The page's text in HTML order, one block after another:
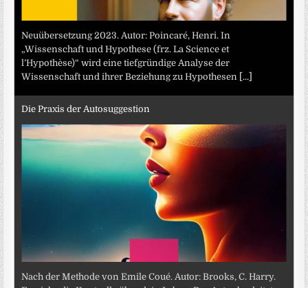
Neuübersetzung 2023. Autor: Poincaré, Henri. In
„Wissenschaft und Hypothese (frz. La Science et
l’Hypothèse)“ wird eine tiefgründige Analyse der
Wissenschaft und ihrer Beziehung zu Hypothesen [...]
Die Praxis der Autosuggestion
Nach der Methode von Emile Coué. Autor: Brooks, C. Harry.